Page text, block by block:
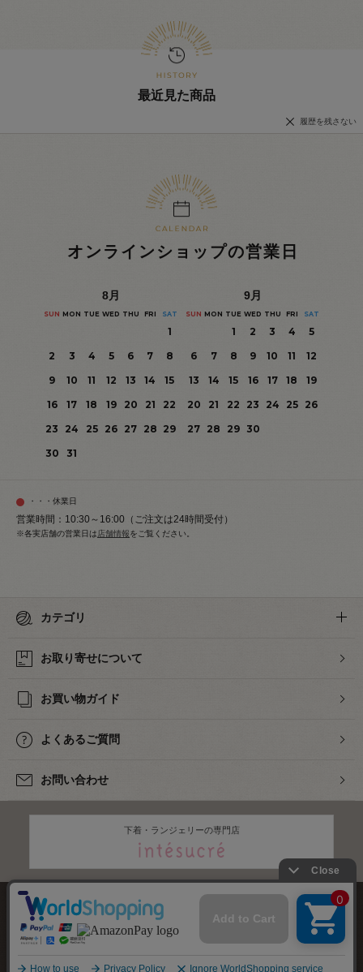
最近見た商品
履歴を残さない
オンラインショップの営業日
8月
SUN MON TUE WED THU FRI SAT
1
2
3 4 5 6 7
8
9
10 11 12 13 14
15
16
17 18 19 20 21
22
23
24 25 26 27 28 29
30
31
9月
SUN MON TUE WED THU FRI SAT
1 2 3 4
5
6
7 8 9 10 11
12
13
14 15 16 17 18
19
20
21 22 23 24 25
26
27 28 29 30
・・・休業日
営業時間：10:30～16:00（ご注文は24時間受付）
※各実店舗の営業日は店舗情報をご覧ください。
カテゴリ
お取り寄せについて
お買い物ガイド
よくあるご質問
お問い合わせ
下着・ランジェリーの専門店
株式会社オカダヤ
特定商取引法に基づく表記 プライバシーポリシー サイトマップ